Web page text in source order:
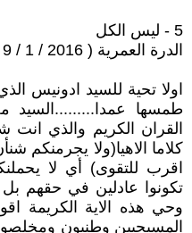
5 - ليس الكل
الدرة العمرية ( 2016 / 1 / 9 - 01:19 )
اولا تحية للسيد ادونيس
طمسها عمدا.........السيد
القران الكريم والذي انت
كلاما الاهيا(ولا يجرمنكم
اقرب للتقوى) أي لا
تكونوا عادلين في حقهم
وحي هذه الاية الكريمة
المسيحيين وطنيون